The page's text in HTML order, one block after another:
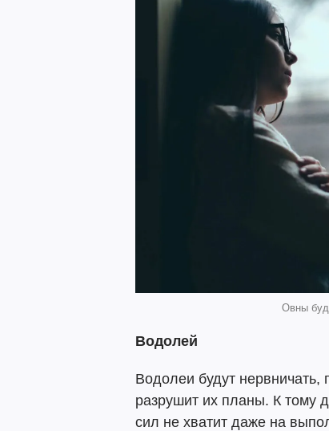
Овны
Водолей
Водолеи будут нервничать,
разрушит их планы. К тому
сил не хватит даже на